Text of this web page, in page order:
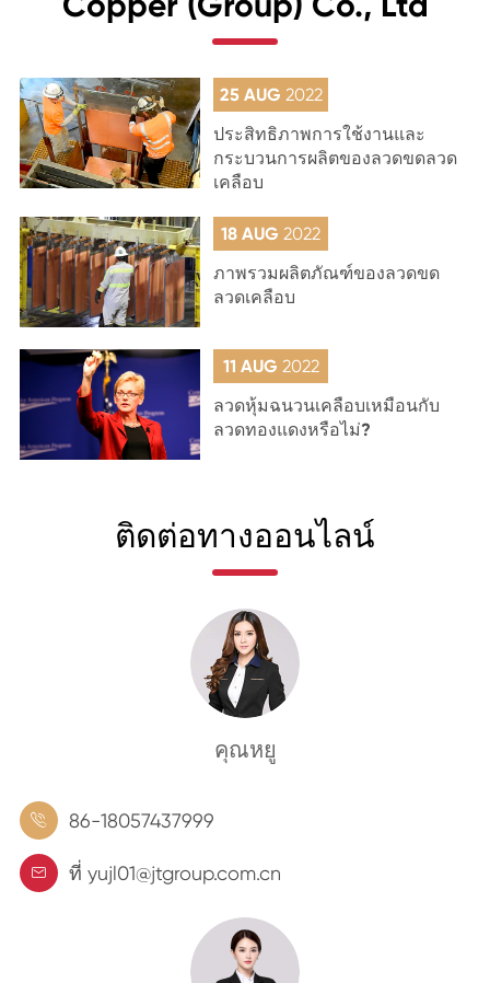
25 AUG 2022
ประสิทธิภาพการใช้งานและ
กระบวนการผลิตของลวดขดลวด
เคลือบ
18 AUG2022
ภาพรวมผลิตภัณฑ์ของลวดขด
ลวดเคลือบ
11 AUG 2022
ลวดหุ้มฉนวนเคลือบเหมือนกับ
ลวดทองแดงหรือไม่?
ติดต่อทางออนไลน์
คุณหยู
 86-18057437999
 ที่ yujl01@jtgroup.com.cn